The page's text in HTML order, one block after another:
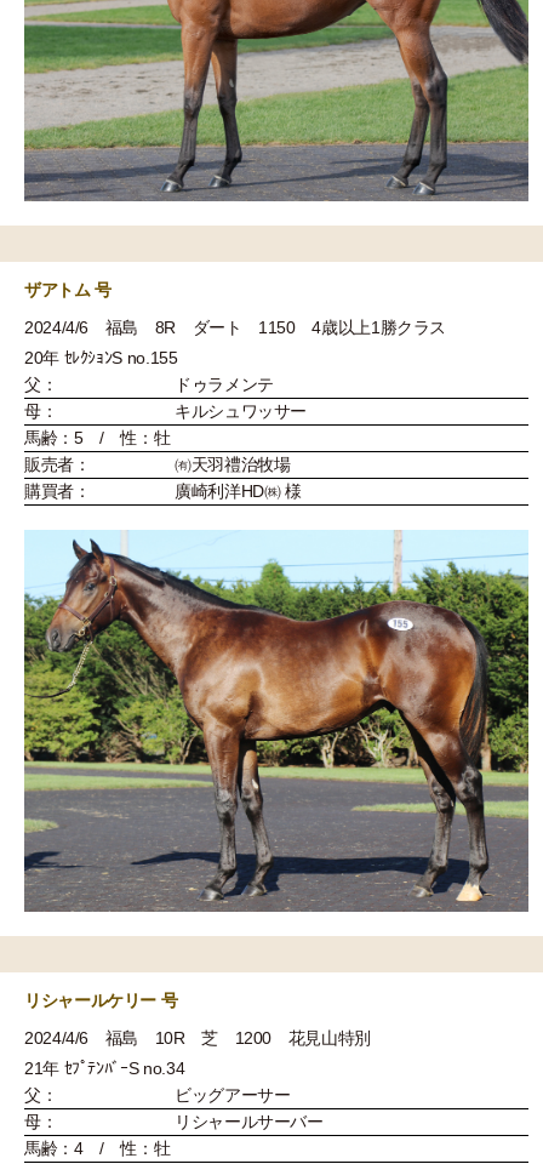
ザアトム 号
2024/4/6 福島 8R ダート 1150 4歳以上1勝クラス
20年 ｾﾚｸｼｮﾝS no.155
父：
ドゥラメンテ
母：
キルシュワッサー
馬齢：5 / 性：牡
販売者：
㈲天羽禮治牧場
購買者：
廣崎利洋HD㈱ 様
リシャールケリー 号
2024/4/6 福島 10R 芝 1200 花見山特別
21年 ｾﾌﾟﾃﾝﾊﾞｰS no.34
父：
ビッグアーサー
母：
リシャールサーバー
馬齢：4 / 性：牡